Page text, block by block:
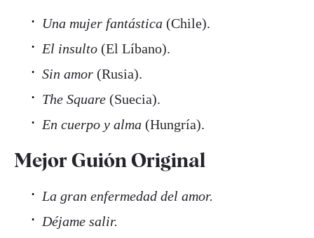
Una mujer fantástica (Chile).
El insulto (El Líbano).
Sin amor (Rusia).
The Square (Suecia).
En cuerpo y alma (Hungría).
Mejor Guión Original
La gran enfermedad del amor.
Déjame salir.